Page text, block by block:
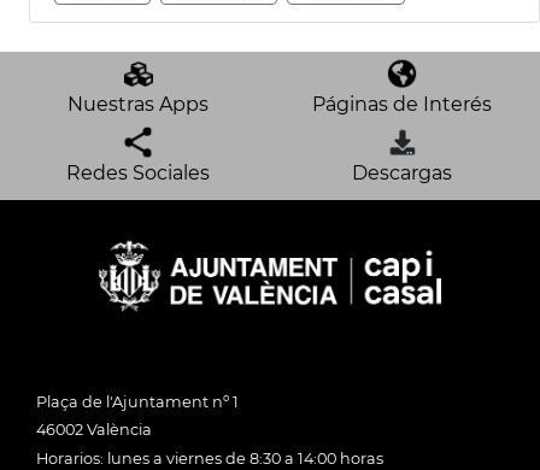
Nuestras Apps Páginas de Interés
Redes Sociales Descargas
Plaça de l'Ajuntament nº 1
46002 València
Horarios: lunes a viernes de 8:30 a 14:00 horas